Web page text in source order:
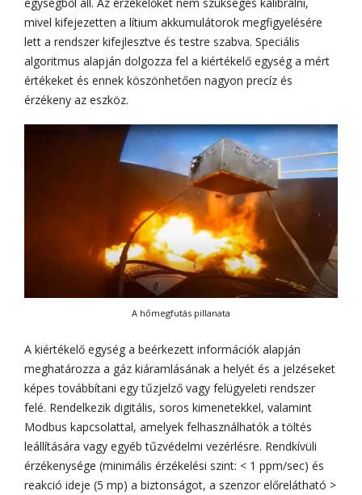
mivel kifejezetten a lítium akkumulátorok megfigyelésére
lett a rendszer kifejlesztve és testre szabva. Speciális
algoritmus alapján dolgozza fel a kiértékelő egység a mért
értékeket és ennek köszönhetően nagyon precíz és
érzékeny az eszköz.
A hőmegfutás pillanata
A kiértékelő egység a beérkezett információk alapján
meghatározza a gáz kiáramlásának a helyét és a jelzéseket
képes továbbítani egy tűzjelző vagy felügyeleti rendszer
felé. Rendelkezik digitális, soros kimenetekkel, valamint
Modbus kapcsolattal, amelyek felhasználhatók a töltés
leállítására vagy egyéb tűzvédelmi vezérlésre. Rendkívüli
érzékenysége (minimális érzékelési szint: < 1 ppm/sec) és
reakció ideje (5 mp) a biztonságot, a szenzor előrelátható >